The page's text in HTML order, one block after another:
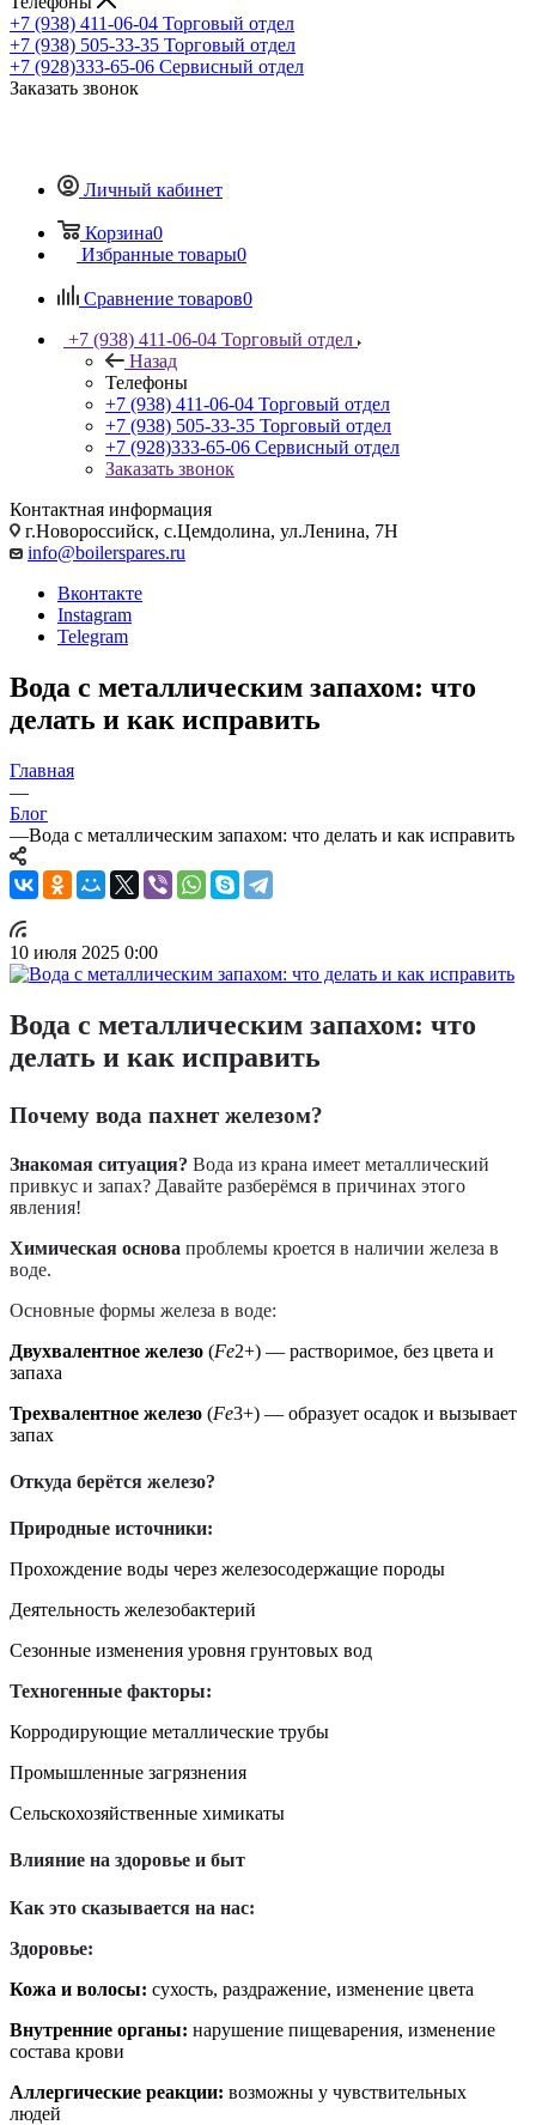
+7 (938) 411-06-04 Торговый отдел
+7 (938) 505-33-35 Торговый отдел
+7 (928)333-65-06 Сервисный отдел
Заказать звонок
Личный кабинет
Корзина0
Избранные товары0
Сравнение товаров0
+7 (938) 411-06-04 Торговый отдел
Назад
Телефоны
+7 (938) 411-06-04 Торговый отдел
+7 (938) 505-33-35 Торговый отдел
+7 (928)333-65-06 Сервисный отдел
Заказать звонок
Контактная информация
г.Новороссийск, с.Цемдолина, ул.Ленина, 7Н
info@boilerspares.ru
Вконтакте
Instagram
Telegram
Вода с металлическим запахом: что
делать и как исправить
Главная
—
Блог
—Вода с металлическим запахом: что делать и как исправить
10 июля 2025 0:00
Вода с металлическим запахом: что
делать и как исправить
Почему вода пахнет железом?
Знакомая ситуация? Вода из крана имеет металлический
привкус и запах? Давайте разберёмся в причинах этого
явления!
Химическая основа проблемы кроется в наличии железа в
воде.
Основные формы железа в воде:
Двухвалентное железо (Fe2+) — растворимое, без цвета и
запаха
Трехвалентное железо (Fe3+) — образует осадок и вызывает
запах
Откуда берётся железо?
Природные источники:
Прохождение воды через железосодержащие породы
Деятельность железобактерий
Сезонные изменения уровня грунтовых вод
Техногенные факторы:
Корродирующие металлические трубы
Промышленные загрязнения
Сельскохозяйственные химикаты
Влияние на здоровье и быт
Как это сказывается на нас:
Здоровье:
Кожа и волосы: сухость, раздражение, изменение цвета
Внутренние органы: нарушение пищеварения, изменение
состава крови
Аллергические реакции: возможны у чувствительных
людей